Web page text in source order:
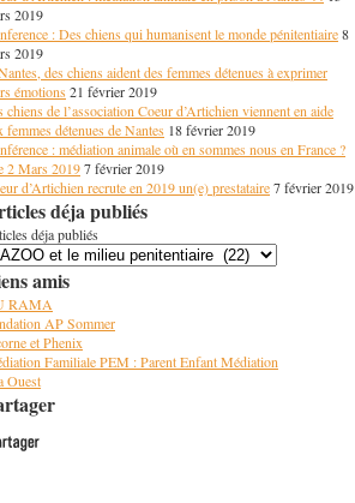
2019
: Des chiens qui humanisent le monde pénitentiaire8
2019
des chiens aident des femmes détenues à exprimer
émotions 21 février 2019
chiens de l’association Coeur d’Artichien viennent en aide
femmes détenues de Nantes 18 février 2019
: médiation animale où en sommes nous en France ?
2 Mars 20197 février 2019
d’Artichien recrute en 2019 un(e) prestataire7 février 2019
déja publiés
déja publiés
amis
RAMA
AP Sommer
et Phenix
Familiale PEM : Parent Enfant Médiation
Ouest